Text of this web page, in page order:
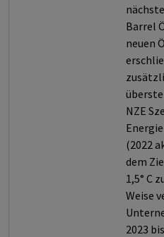
Barrel
neuen
NZE
(2022
dem
1,5° C
Weise
2023